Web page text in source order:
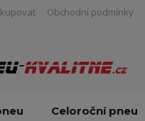
Obchodní podmínky
Celoroční pneu